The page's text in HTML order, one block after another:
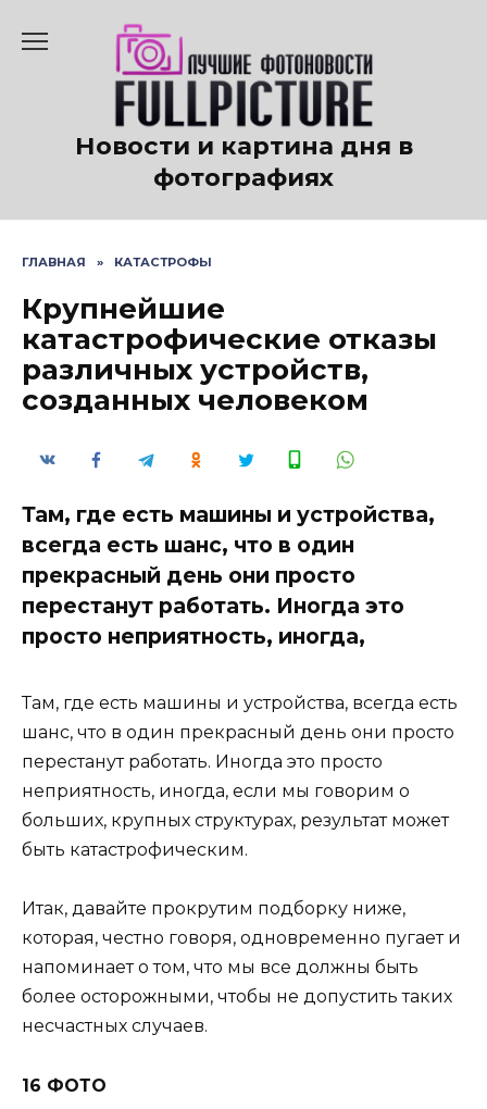
содержанию
Новости и картина дня в
фотографиях
ГЛАВНАЯ » КАТАСТРОФЫ
Крупнейшие
катастрофические отказы
различных устройств,
созданных человеком
Там, где есть машины и устройства,
всегда есть шанс, что в один
прекрасный день они просто
перестанут работать. Иногда это
просто неприятность, иногда,
Там, где есть машины и устройства, всегда есть
шанс, что в один прекрасный день они просто
перестанут работать. Иногда это просто
неприятность, иногда, если мы говорим о
больших, крупных структурах, результат может
быть катастрофическим.
Итак, давайте прокрутим подборку ниже,
которая, честно говоря, одновременно пугает и
напоминает о том, что мы все должны быть
более осторожными, чтобы не допустить таких
несчастных случаев.
16 ФОТО